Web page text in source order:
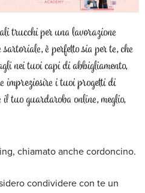
trucchi per una lavorazione
è perfetto sia per te, che
nei tuoi capi di abbigliamento,
impreziosire i tuoi progetti di
tuo guardaroba online, meglio,
chiamato anche cordoncino.
condividere con te un